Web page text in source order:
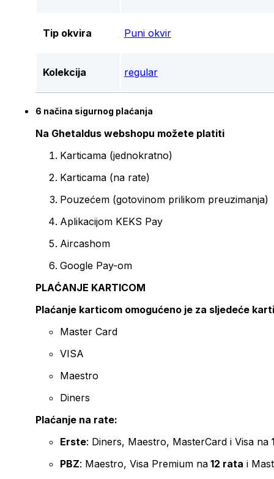
Tip okvira Puni okvir
Kolekcija regular
6 načina sigurnog plaćanja
Na Ghetaldus webshopu možete platiti
Karticama (jednokratno)
Karticama (na rate)
Pouzećem (gotovinom prilikom preuzimanja)
Aplikacijom KEKS Pay
Aircashom
Google Pay-om
PLAĆANJE KARTICOM
Plaćanje karticom omogućeno je za sljedeće
Master Card
VISA
Maestro
Diners
Plaćanje na rate:
Erste: Diners, Maestro, MasterCard i Visa na
PBZ: Maestro, Visa Premium na 12 rata i